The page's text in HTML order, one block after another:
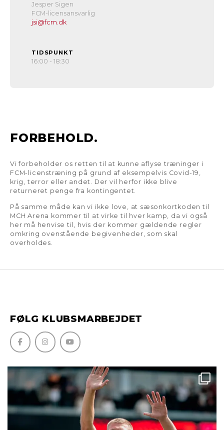
Jesper Sigen
FCM-licensansvarlig
jsi@fcm.dk
TIDSPUNKT
16:00 - 18:30
FORBEHOLD.
Vi forbeholder os retten til at kunne aflyse træninger i
FCM-licenstræning på grund af eksempelvis Covid-19,
krig, terror eller andet. Der vil herfor ikke blive
returneret penge fra kontingentet.
På samme måde kan vi ikke love, at sæsonkortkoden til
MCH Arena kommer til at virke til hver kamp, da vi også
her må henvise til, hvis der kommer gældende regler
omkring ovenstående begivenheder, som skal
overholdes.
FØLG KLUBSMARBEJDET